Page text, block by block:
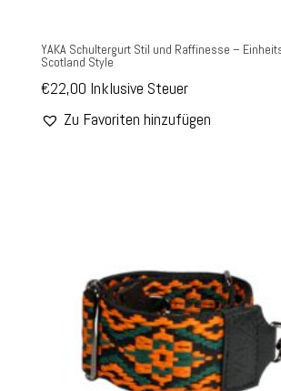
YAKA Schultergurt Stil und Raffinesse –
Scotland Style
€22,00 Inklusive Steuer
Zu Favoriten hinzufügen